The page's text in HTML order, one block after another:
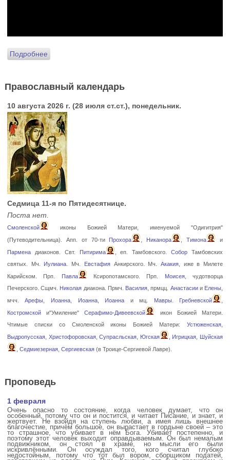
Подробнее
Православный календарь
10 августа 2026 г. (28 июля ст.ст.), понедельник.
Седмица 11-я по Пятидесятнице.
Поста нет.
Смоленской
иконы Божией Матери, именуемой "Одигитрия"
(Путеводительница). Апп. от 70-ти Прохора Никанора ,Тимона
и
Парменадиаконов. Свт. Питирима , еп. Тамбовского.Собор Тамбовских
святых. Мч. Иулиана . Мч. ЕвстафияАнкирского. Мч. Акакия, иже в Милете
Карийском. Прп.
Павла Ксиропотамского. Прп. Моисея, чудотворца
Печерского. Сщмч. Николая диакона. Прмч. Василия , прмцц. Анастасиии Елены
мчч.Арефы Иоанна, Иоанна, Иоанна и мц. Мавры. Гребневской
Костромскойи"Умиление"Серафимо-Дивеевской
икон Божией Матери.
Чтимые списки со Смоленской иконы Божией Матери:Устюженская
Выдропусская, Христофоровская,Супрасльская Югская Игрицкая
Шуйская
Седмиезерная, Сергиевская(в Троице-Сергиевой Лавре).
Проповедь
1 февраля
Очень опасно то состояние, когда человек думает, что он
особенный, потому что он и постится, и читает Писание, и знает, и
жертвует. Не взойдя на ступень любви, а имея лишь внешнее
благочестие, причём большое, он вырастает в гордыне своей – это
то страшное, что убивает в нём Бога. Убивает постепенно, и
поэтому этот человек выходит оправдываемым. Он был немалым
подвижником, он стоял в храме, но мысли его были
искривлёнными. Он осуждал того, кого считал глубоко
недостойным, потому что тот был вором, сборщиком податей,